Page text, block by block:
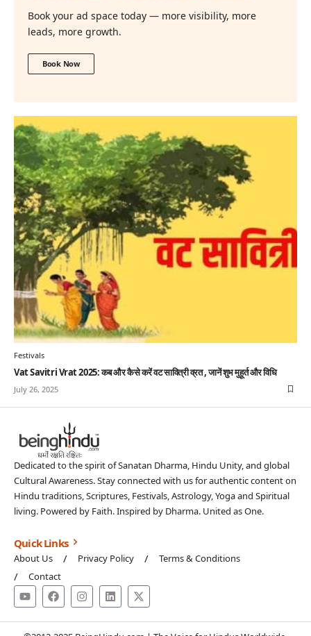
Book your ad space today — more visibility, more
leads, more growth.
Book Now
Festivals
Vat Savitri Vrat 2025: कब और कैसे करें वट सावित्री व्रत , जानें शुभ मुहूर्त और विधि
July 26, 2025
Dedicated to the spirit of Sanatan Dharma, Hindu Unity, and global
Cultural Awareness. Stay connected with us for authentic content on
Hindu traditions, Scriptures, Festivals, Astrology, Yoga and Spiritual
living. Powered by Faith. Inspired by Dharma. United as One.
Quick Links
About Us Privacy Policy
Terms & Conditions
Contact